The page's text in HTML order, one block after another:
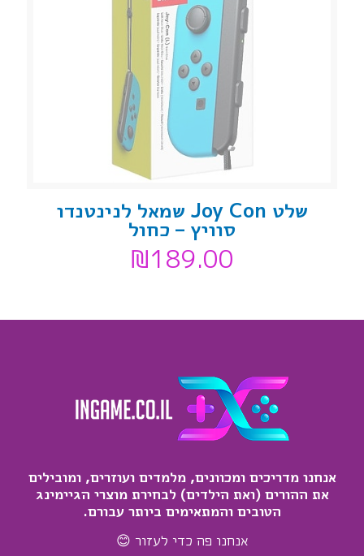
שלט Joy Con שמאל לנינטנדו
סוויץ – כחול
₪189.00
אנחנו מדריכים ומכוונים, מלמדים ועוזרים, ומובילים
את ההורים (ואת הילדים) לבחירת מוצרי הגיימינג
הטובים והמתאימים ביותר עבורם.
אנחנו פה כדי לעזור 😊